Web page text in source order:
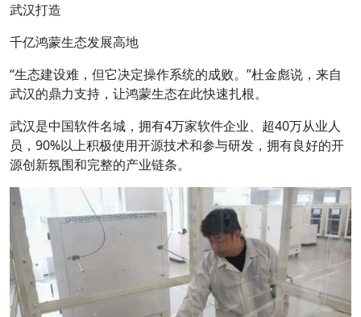
武汉打造
千亿鸿蒙生态发展高地
“生态建设难，但它决定操作系统的成败。”杜金彪说，来自
武汉的鼎力支持，让鸿蒙生态在此快速扎根。
武汉是中国软件名城，拥有4万家软件企业、超40万从业人
员，90%以上积极使用开源技术和参与研发，拥有良好的开
源创新氛围和完整的产业链条。